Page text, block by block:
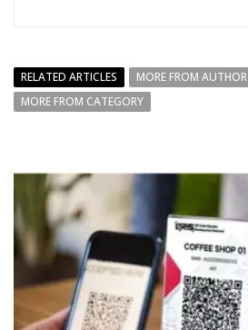
RELATED ARTICLES
MORE FROM AUTHOR
MORE FROM CATEGORY